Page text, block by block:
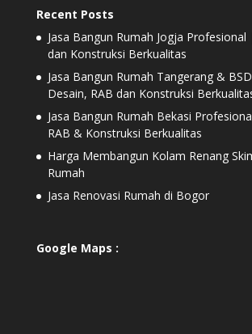
Recent Posts
Jasa Bangun Rumah Jogja
dan Konstruksi Berkualitas
Jasa Bangun Rumah Tangerang &
Desain, RAB dan Konstruksi
Jasa Bangun Rumah Bekasi
RAB & Konstruksi Berkualitas
Harga Membangun Kolam Renang
Rumah
Jasa Renovasi Rumah di Bogor
Google Maps :